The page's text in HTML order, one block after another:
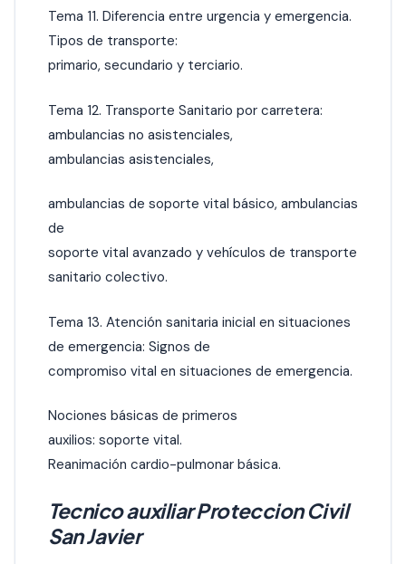
Tema 11. Diferencia entre urgencia y emergencia.
Tipos de transporte:
primario, secundario y terciario.
Tema 12. Transporte Sanitario por carretera:
ambulancias no asistenciales,
ambulancias asistenciales,
ambulancias de soporte vital básico, ambulancias
de
soporte vital avanzado y vehículos de transporte
sanitario colectivo.
Tema 13. Atención sanitaria inicial en situaciones
de emergencia: Signos de
compromiso vital en situaciones de emergencia.
Nociones básicas de primeros
auxilios: soporte vital.
Reanimación cardio-pulmonar básica.
Tecnico auxiliar Proteccion Civil
San Javier